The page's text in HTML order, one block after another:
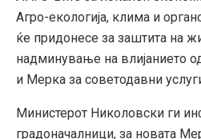
Агро-екологија, клима и
ќе придонесе за заштита на
надминување на влијанието
и Мерка за советодавни
Министерот Николовски ги
градоначалници, за новата